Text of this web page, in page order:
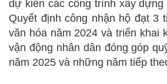
dự kiến các công trình xây
Quyết định công nhận hộ đạt 3
văn hóa năm 2024 và triển khai
vận động nhân dân đóng góp
năm 2025 và những năm tiếp